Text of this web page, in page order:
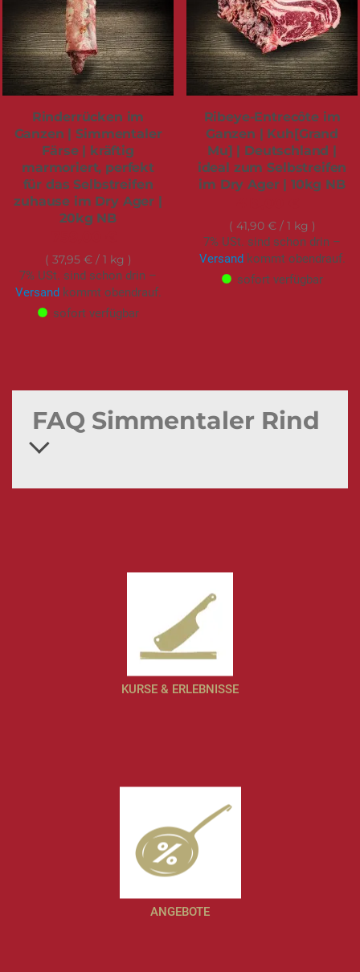
Rinderrücken im
Ganzen | Simmentaler
Färse | kräftig
marmoriert, perfekt
für das Selbstreifen
zuhause im Dry Ager |
20kg NB
37,95 €/ 1 kg
7% USt. sind schon drin –
Versand kommt obendrauf.
sofort verfügbar
Ribeye-Entrecôte im
Ganzen | Kuh[Grand
Mu] | Deutschland |
ideal zum Selbstreifen
im Dry Ager | 10kg NB
41,90 €/ 1 kg
7% USt. sind schon drin –
Versand kommt obendrauf.
sofort verfügbar
FAQ Simmentaler Rind
KURSE & ERLEBNISSE
ANGEBOTE